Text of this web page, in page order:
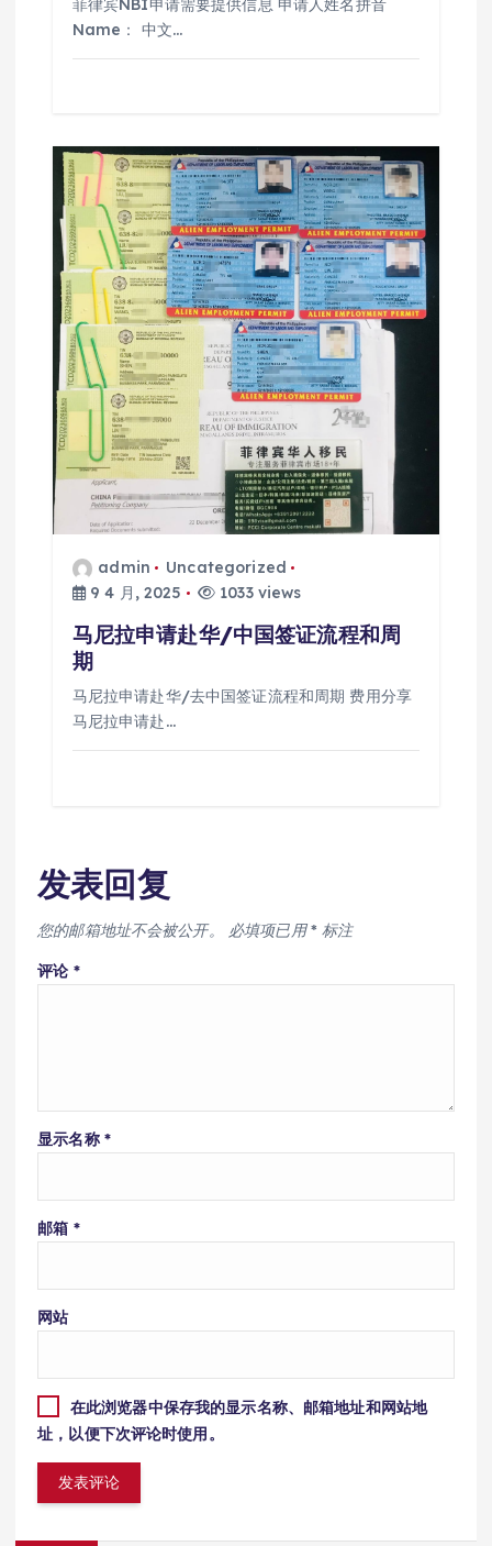
菲律宾NBI申请需要提供信息 申请人姓名拼音
Name： 中文…
admin
Uncategorized
9 4 月, 2025
1033 views
马尼拉申请赴华/中国签证流程和周
期
马尼拉申请赴华/去中国签证流程和周期 费用分享
马尼拉申请赴…
发表回复
您的邮箱地址不会被公开。 必填项已用* 标注
评论 *
显示名称 *
邮箱 *
网站
在此浏览器中保存我的显示名称、邮箱地址和网站地
址，以便下次评论时使用。